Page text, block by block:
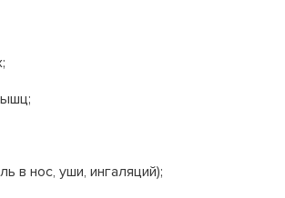
в нос, уши, ингаляций);